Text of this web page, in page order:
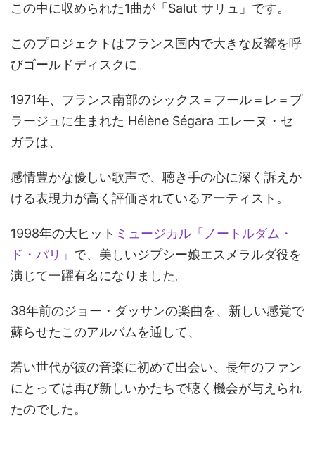
この中に収められた1曲が「Salut サリュ」です。
このプロジェクトはフランス国内で大きな反響を呼
びゴールドディスクに。
1971年、フランス南部のシックス＝フール＝レ＝プ
ラージュに生まれた Hélène Ségara エレーヌ・セ
ガラは、
感情豊かな優しい歌声で、聴き手の心に深く訴えか
ける表現力が高く評価されているアーティスト。
1998年の大ヒット ミュージカル「ノートルダム・
ド・パリ」 で、美しいジプシー娘エスメラルダ役を
演じて一躍有名になりました。
38年前のジョー・ダッサンの楽曲を、新しい感覚で
蘇らせたこのアルバムを通して、
若い世代が彼の音楽に初めて出会い、長年のファン
にとっては再び新しいかたちで聴く機会が与えられ
たのでした。